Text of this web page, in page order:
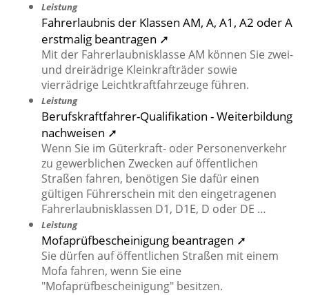
Leistung
Fahrerlaubnis der Klassen AM, A, A1, A2 oder A
erstmalig beantragen ➚
Mit der Fahrerlaubnisklasse AM können Sie zwei-
und dreirädrige Kleinkrafträder sowie
vierrädrige Leichtkraftfahrzeuge führen.
Leistung
Berufskraftfahrer-Qualifikation - Weiterbildung
nachweisen ➚
Wenn Sie im Güterkraft- oder Personenverkehr
zu gewerblichen Zwecken auf öffentlichen
Straßen fahren, benötigen Sie dafür einen
gültigen Führerschein mit den eingetragenen
Fahrerlaubnisklassen D1, D1E, D oder DE …
Leistung
Mofaprüfbescheinigung beantragen ➚
Sie dürfen auf öffentlichen Straßen mit einem
Mofa fahren, wenn Sie eine
"Mofaprüfbescheinigung" besitzen.